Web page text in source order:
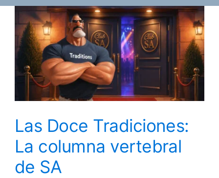
Las Doce Tradiciones:
La columna vertebral
de SA